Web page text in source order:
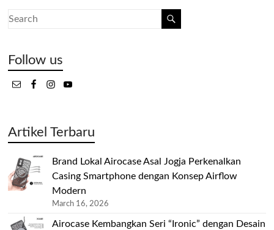
Follow us
Artikel Terbaru
Brand Lokal Airocase Asal Jogja Perkenalkan
Casing Smartphone dengan Konsep Airflow
Modern
March 16, 2026
Airocase Kembangkan Seri “Ironic” dengan Desain